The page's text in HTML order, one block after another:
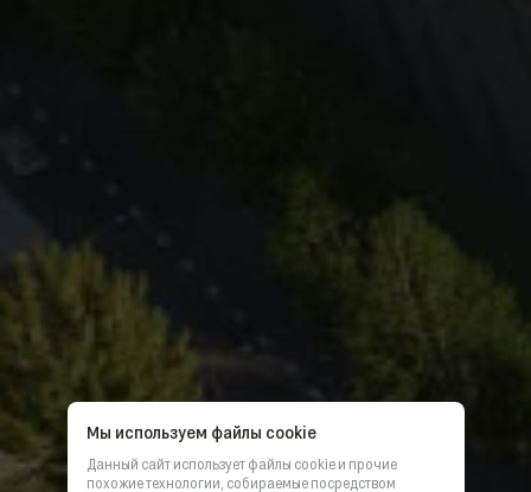
Мы используем файлы cookie
Данный сайт использует файлы cookie и прочие
похожие технологии, собираемые посредством